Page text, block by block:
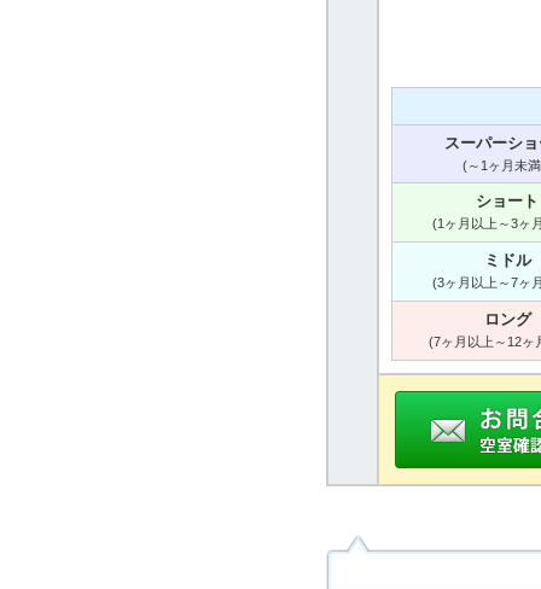
スーパーシ
(～1ヶ月未
ショート
(1ヶ月以上～3ヶ
ミドル
(3ヶ月以上～7ヶ
ロング
(7ヶ月以上～12ヶ